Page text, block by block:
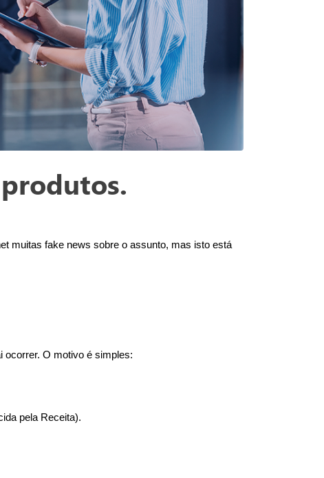
muitas fake news sobre o assunto, mas isto está
ocorrer. O motivo é simples:
pela Receita).